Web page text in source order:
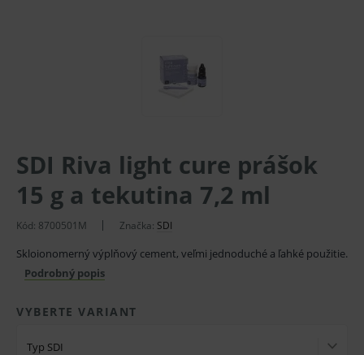
SDI Riva light cure prášok
15 g a tekutina 7,2 ml
Kód: 8700501M Značka: SDI
Skloionomerný výplňový cement, veľmi jednoduché a ľahké použitie.
Podrobný popis
VYBERTE VARIANT
Typ SDI